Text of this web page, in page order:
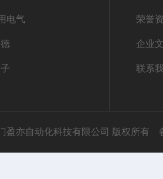
电气 荣誉
企业
联系
盈亦自动化科技有限公司 版权所有